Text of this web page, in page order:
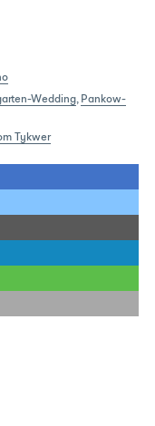
Wedding, Pankow-
Tykwer